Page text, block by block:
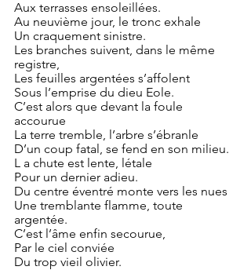
Aux terrasses ensoleillées.
Au neuvième jour, le tronc exhale
Un craquement sinistre.
Les branches suivent, dans le même
registre,
Les feuilles argentées s’affolent
Sous l’emprise du dieu Eole.
C’est alors que devant la foule
accourue
La terre tremble, l’arbre s’ébranle
D’un coup fatal, se fend en son milieu.
L a chute est lente, létale
Pour un dernier adieu.
Du centre éventré monte vers les nues
Une tremblante flamme, toute
argentée.
C’est l’âme enfin secourue,
Par le ciel conviée
Du trop vieil olivier.